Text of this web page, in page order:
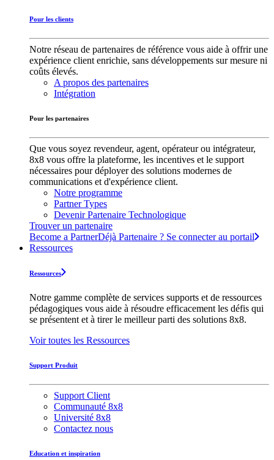
Pour les clients
Notre réseau de partenaires de référence vous aide à offrir une
expérience client enrichie, sans développements sur mesure ni
coûts élevés.
A propos des partenaires
Intégration
Pour les partenaires
Que vous soyez revendeur, agent, opérateur ou intégrateur,
8x8 vous offre la plateforme, les incentives et le support
nécessaires pour déployer des solutions modernes de
communications et d'expérience client.
Notre programme
Partner Types
Devenir Partenaire Technologique
Trouver un partenaire
Become a PartnerDéjà Partenaire ? Se connecter au portail
Ressources
Ressources
Notre gamme complète de services supports et de ressources
pédagogiques vous aide à résoudre efficacement les défis qui
se présentent et à tirer le meilleur parti des solutions 8x8.
Voir toutes les Ressources
Support Produit
Support Client
Communauté 8x8
Université 8x8
Contactez nous
Education et inspiration